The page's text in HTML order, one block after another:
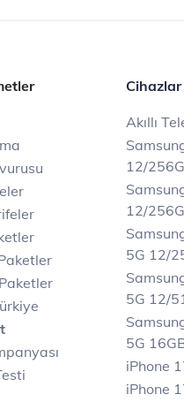
Cihazlar
Akıllı
12/
12/
5G 12/
5G 12/
5G
iPhone
iPhone